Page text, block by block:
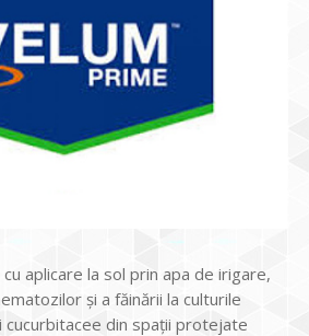
aplicare la sol prin apa de irigare,
şi a făinării la culturile
cucurbitacee din spaţii protejate